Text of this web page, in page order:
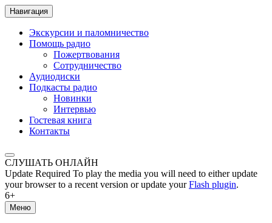
Навигация
Экскурсии и паломничество
Помощь радио
Пожертвования
Сотрудничество
Аудиодиски
Подкасты радио
Новинки
Интервью
Гостевая книга
Контакты
СЛУШАТЬ ОНЛАЙН
Update Required To play the media you will need to either update
your browser to a recent version or update yourFlash plugin.
6+
Меню